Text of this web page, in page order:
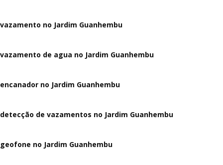
vazamento no Jardim Guanhembu
vazamento de agua no Jardim Guanhembu
encanador no Jardim Guanhembu
detecção de vazamentos no Jardim Guanhembu
geofone no Jardim Guanhembu